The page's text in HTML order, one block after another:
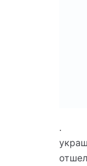
. В